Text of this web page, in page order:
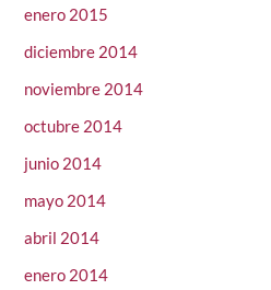
enero 2015
diciembre 2014
noviembre 2014
octubre 2014
junio 2014
mayo 2014
abril 2014
enero 2014